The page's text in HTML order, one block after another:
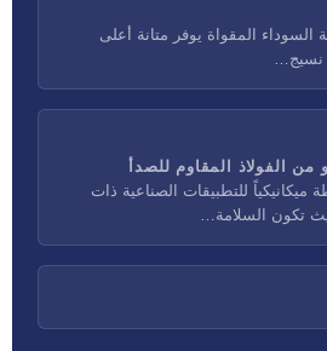
السوداء المقواة يوفر متانة أعلى
نسيج…
الفولاذ المقاوم للصدأ
للتطبيقات الصناعية ذات
تكون السلامة…